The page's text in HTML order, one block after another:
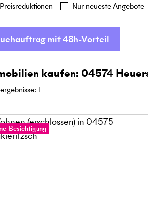
Preisreduktionen Nur neueste Angebote
mit 48h-Vorteil
kaufen: 04574
: 1
Besichtigung